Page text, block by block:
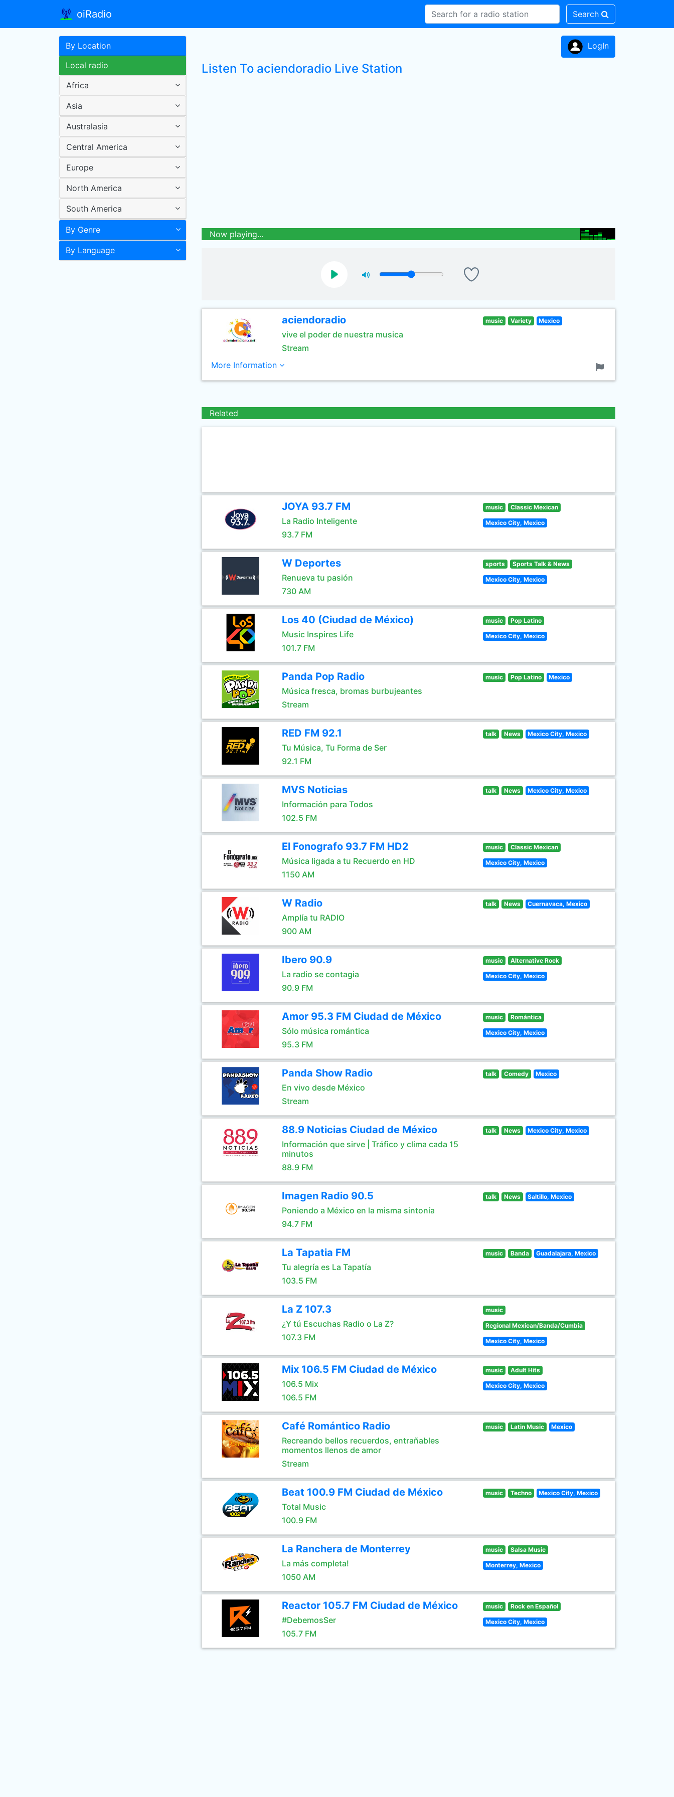
oiRadio Search
By Location
Local radio
Africa
Asia
Australasia
Central America
Europe
North America
South America
By Genre
By Language
LogIn
Listen To aciendoradio Live Station
Now playing...
aciendoradio
vive el poder de nuestra musica
Stream
music Variety Mexico
More Information
Related
JOYA 93.7 FM
La Radio Inteligente
93.7 FM
music Classic Mexican
Mexico City, Mexico
W Deportes
Renueva tu pasión
730 AM
sports Sports Talk & News
Mexico City, Mexico
Los 40 (Ciudad de México)
Music Inspires Life
101.7 FM
music Pop Latino
Mexico City, Mexico
Panda Pop Radio
Música fresca, bromas burbujeantes
Stream
music Pop Latino Mexico
RED FM 92.1
Tu Música, Tu Forma de Ser
92.1 FM
talk News Mexico City, Mexico
MVS Noticias
Información para Todos
102.5 FM
talk News Mexico City, Mexico
El Fonografo 93.7 FM HD2
Música ligada a tu Recuerdo en HD
1150 AM
music Classic Mexican
Mexico City, Mexico
W Radio
Amplía tu RADIO
900 AM
talk News Cuernavaca, Mexico
Ibero 90.9
La radio se contagia
90.9 FM
music Alternative Rock
Mexico City, Mexico
Amor 95.3 FM Ciudad de México
Sólo música romántica
95.3 FM
music Romántica
Mexico City, Mexico
Panda Show Radio
En vivo desde México
Stream
talk Comedy Mexico
88.9 Noticias Ciudad de México
Información que sirve | Tráfico y clima cada 15
minutos
88.9 FM
talk News Mexico City, Mexico
Imagen Radio 90.5
Poniendo a México en la misma sintonía
94.7 FM
talk News Saltillo, Mexico
La Tapatia FM
Tu alegría es La Tapatía
103.5 FM
music Banda Guadalajara, Mexico
La Z 107.3
¿Y tú Escuchas Radio o La Z?
107.3 FM
music
Regional Mexican/Banda/Cumbia
Mexico City, Mexico
Mix 106.5 FM Ciudad de México
106.5 Mix
106.5 FM
music Adult Hits
Mexico City, Mexico
Café Romántico Radio
Recreando bellos recuerdos, entrañables
momentos llenos de amor
Stream
music Latin Music Mexico
Beat 100.9 FM Ciudad de México
Total Music
100.9 FM
music Techno Mexico City, Mexico
La Ranchera de Monterrey
La más completa!
1050 AM
music Salsa Music
Monterrey, Mexico
Reactor 105.7 FM Ciudad de México
#DebemosSer
105.7 FM
music Rock en Español
Mexico City, Mexico